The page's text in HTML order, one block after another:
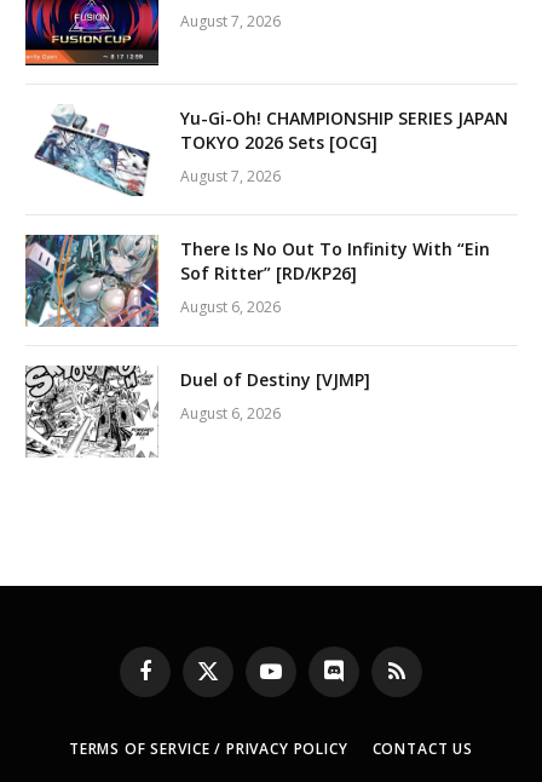
August 7, 2026
Yu-Gi-Oh! CHAMPIONSHIP SERIES JAPAN
TOKYO 2026 Sets [OCG]
August 7, 2026
There Is No Out To Infinity With “Ein
Sof Ritter” [RD/KP26]
August 6, 2026
Duel of Destiny [VJMP]
August 6, 2026
Facebook
X
(Twitter)
YouTubeDiscord RSS
TERMS OF SERVICE / PRIVACY POLICY CONTACT US